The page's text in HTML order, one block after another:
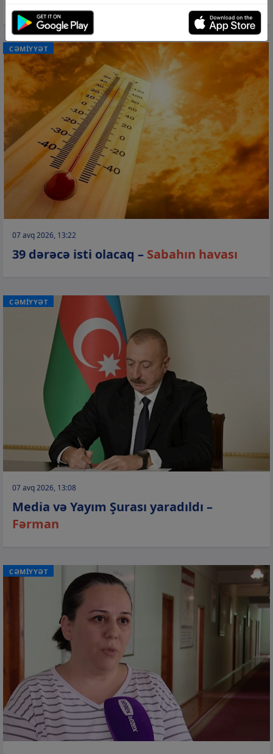
CƏMİYYƏT
07 avq 2026, 13:22
39 dərəcə isti olacaq – Sabahın havası
CƏMİYYƏT
07 avq 2026, 13:08
Media və Yayım Şurası yaradıldı –
Fərman
CƏMİYYƏT